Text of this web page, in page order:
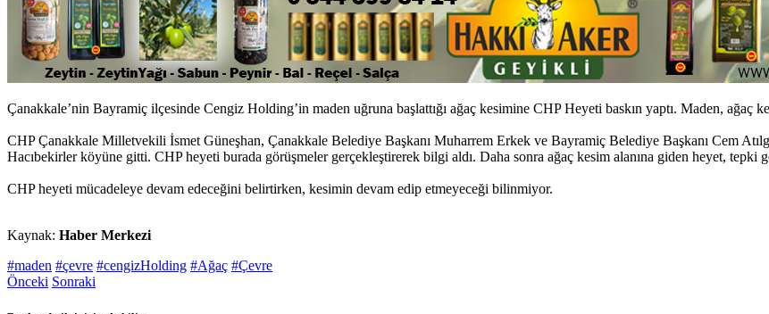
Çanakkale’nin Bayramiç ilçesinde Cengiz Holding’in maden uğruna başlattığı ağaç kesimine CHP Heyeti baskın yaptı. Maden, ağaç
CHP Çanakkale Milletvekili İsmet Güneşhan, Çanakkale Belediye Başkanı Muharrem Erkek ve Bayramiç Belediye Başkanı Cem
Hacıbekirler köyüne gitti. CHP heyeti burada görüşmeler gerçekleştirerek bilgi aldı. Daha sonra ağaç kesim alanına giden heyet,
CHP heyeti mücadeleye devam edeceğini belirtirken, kesimin devam edip etmeyeceği bilinmiyor.
Kaynak: Haber Merkezi
#maden #çevre #cengizHolding #Ağaç #Çevre
Önceki Sonraki